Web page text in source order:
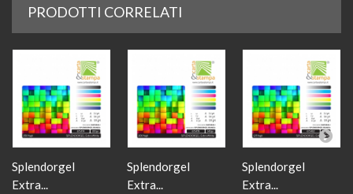
PRODOTTI CORRELATI
Splendorgel
Extra...
Splendorgel
Extra...
Splendorgel
Extra...